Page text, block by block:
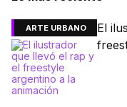
ARTE URBANO
El